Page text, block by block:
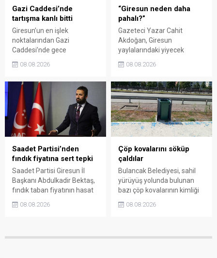
Gazi Caddesi’nde
tartışma kanlı bitti
Giresun’un en işlek
noktalarından Gazi
Caddesi’nde gece
saatlerinde çıkan silahlı
kavgada A.E. ayağından
bölgede kısa süreli panik
yaşanırken polis geniş çaplı
soruşturma başlattı.
08.08.2026
“Giresun neden daha
pahalı?”
Gazeteci Yazar Cahit
Akdoğan, Giresun
yaylalarındaki yiyecek
fiyatlarının çevre illere göre
belirgin biçimde yüksek
Valiliği, Tarım ve Orman İl
Müdürlüğü ile ilgili kurumları
denetime çağırdı. Akdoğan,
yüzde 50’ye ulaşan fiyat
farklarının araştırılması
gerektiğini söyledi.
08.08.2026
Saadet Partisi’nden
fındık fiyatına sert tepki
Saadet Partisi Giresun İl
Başkanı Abdulkadir Bektaş,
fındık taban fiyatının hasat
başlamasına rağmen
açıklanmamasına tepki
belirterek üreticiyi memnun
08.08.2026
Çöp kovalarını söküp
çaldılar
Bulancak Belediyesi, sahil
yürüyüş yolunda bulunan
bazı çöp kovalarının kimliği
belirsiz kişi ya da kişilerce
sökülerek çalındığını açıkladı.
vatandaşlardan ihbar
08.08.2026